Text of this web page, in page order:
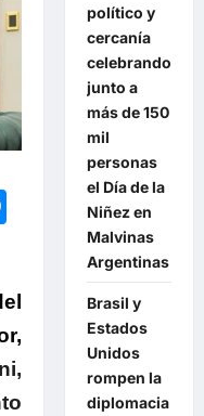
Messenger
político y
cercanía
celebrando
junto a
más de 150
mil
personas
el Día de la
Niñez en
Malvinas
Argentinas
Brasil y
Estados
Unidos
rompen la
diplomacia